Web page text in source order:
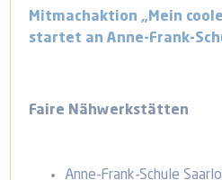
Mitmachaktion „Mein
startet an Anne-Frank-
Faire Nähwerkstätten
Anne-Frank-Schule